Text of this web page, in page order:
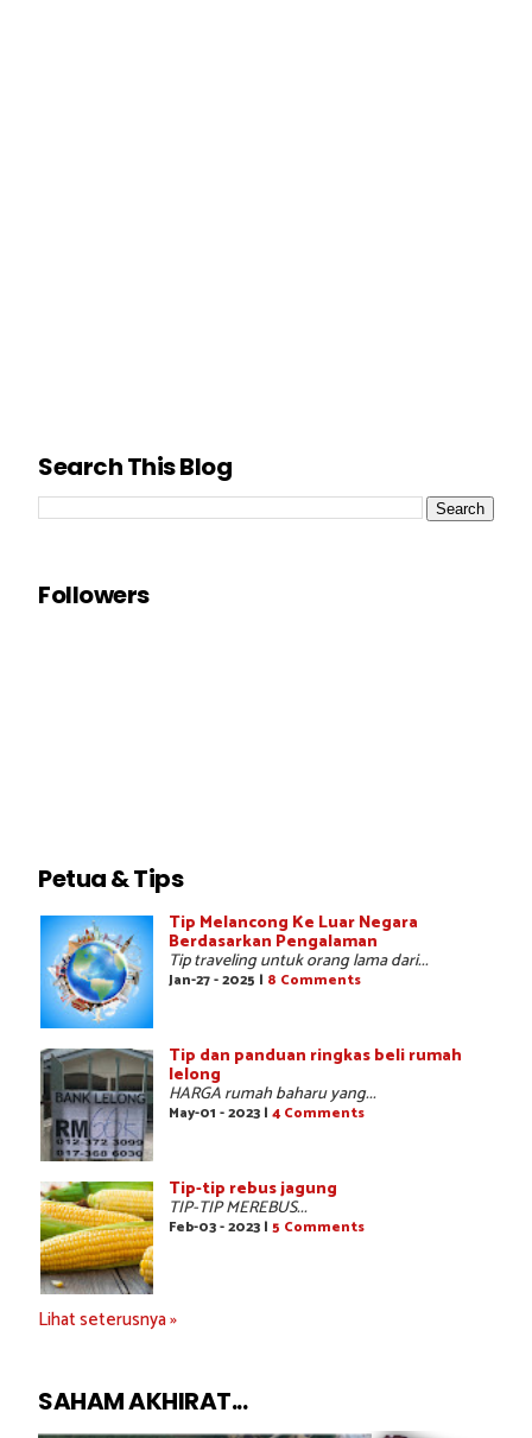
Search This Blog
Followers
Petua & Tips
Tip Melancong Ke Luar Negara
Berdasarkan Pengalaman
Tip traveling untuk orang lama dari...
Jan-27 - 2025 | 8 Comments
Tip dan panduan ringkas beli rumah
lelong
HARGA rumah baharu yang...
May-01 - 2023 | 4 Comments
Tip-tip rebus jagung
TIP-TIP MEREBUS...
Feb-03 - 2023 | 5 Comments
Lihat seterusnya »
SAHAM AKHIRAT...